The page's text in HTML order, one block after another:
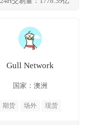
Gull Network
国家：澳洲
期货 场外 现货